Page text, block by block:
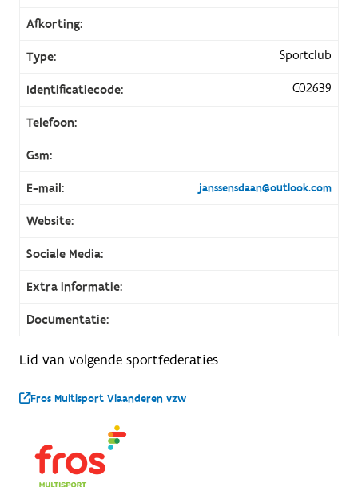
Afkorting:
Type: Sportclub
Identificatiecode: C02639
Telefoon:
Gsm:
E-mail: janssensdaan@outlook.com
Website:
Sociale Media:
Extra informatie:
Documentatie:
Lid van volgende sportfederaties
Fros Multisport Vlaanderen vzw